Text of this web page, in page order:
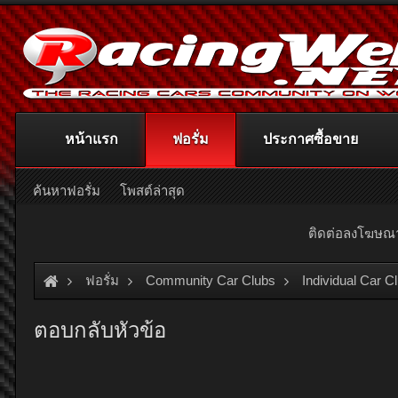
ติดต่อลงโฆษ
ฟอรั่ม Community Car Clubs Individual Car
ตอบกลับหัวข้อ
หน้าแรก ฟอรั่ม
ค้นหาฟอรั่ม โพสต์ล่าสุด
ประกาศซื้อขาย